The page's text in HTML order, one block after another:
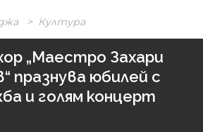
> Култура
„Маестро Захари
празнува юбилей с
и голям концерт